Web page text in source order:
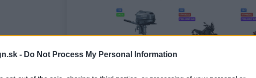
- Do Not Process My Personal Information